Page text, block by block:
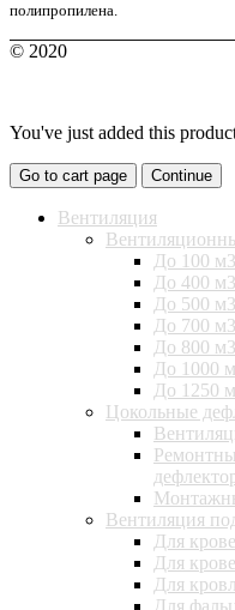
полипропилена.
© 2020
You've just added this
Go to cart page Continue
Вентиляция
До 100
До 400
До 500
До 700
До 800
До 1000
До 1250
Цокольные
Вентиляция
Для
Для
Для
Для